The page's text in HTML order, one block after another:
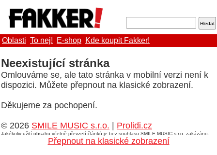
Oblasti To nej! E-shop Kde koupit Fakker!
Neexistující stránka
Omlouváme se, ale tato stránka v mobilní verzi není k
dispozici. Můžete přepnout na klasické zobrazení.
Děkujeme za pochopení.
© 2026 SMILE MUSIC s.r.o. Prolidi.cz
Jakékoliv užití obsahu včetně převzetí článků je bez souhlasu SMILE MUSIC s.r.o. zakázáno.
Přepnout na klasické zobrazení